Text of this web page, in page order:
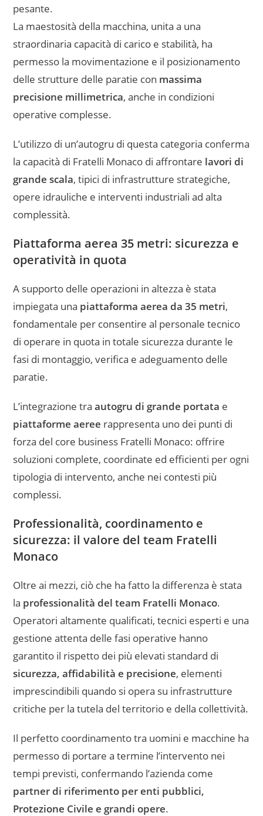
pesante.
La maestosità della macchina, unita a una
straordinaria capacità di carico e stabilità, ha
permesso la movimentazione e il posizionamento
delle strutture delle paratie con massima
precisione millimetrica, anche in condizioni
operative complesse.
L’utilizzo di un’autogru di questa categoria conferma
la capacità di Fratelli Monaco di affrontare lavori di
grande scala, tipici di infrastrutture strategiche,
opere idrauliche e interventi industriali ad alta
complessità.
Piattaforma aerea 35 metri: sicurezza e
operatività in quota
A supporto delle operazioni in altezza è stata
impiegata una piattaforma aerea da 35 metri,
fondamentale per consentire al personale tecnico
di operare in quota in totale sicurezza durante le
fasi di montaggio, verifica e adeguamento delle
paratie.
L’integrazione traautogru di grande portata e
piattaforme aeree rappresenta uno dei punti di
forza del core business Fratelli Monaco: offrire
soluzioni complete, coordinate ed efficienti per ogni
tipologia di intervento, anche nei contesti più
complessi.
Professionalità, coordinamento e
sicurezza: il valore del team Fratelli
Monaco
Oltre ai mezzi, ciò che ha fatto la differenza è stata
la professionalità del team Fratelli Monaco.
Operatori altamente qualificati, tecnici esperti e una
gestione attenta delle fasi operative hanno
garantito il rispetto dei più elevati standard di
sicurezza, affidabilità e precisione, elementi
imprescindibili quando si opera su infrastrutture
critiche per la tutela del territorio e della collettività.
Il perfetto coordinamento tra uomini e macchine ha
permesso di portare a termine l’intervento nei
tempi previsti, confermando l’azienda come
partner di riferimento per enti pubblici,
Protezione Civile e grandi opere.